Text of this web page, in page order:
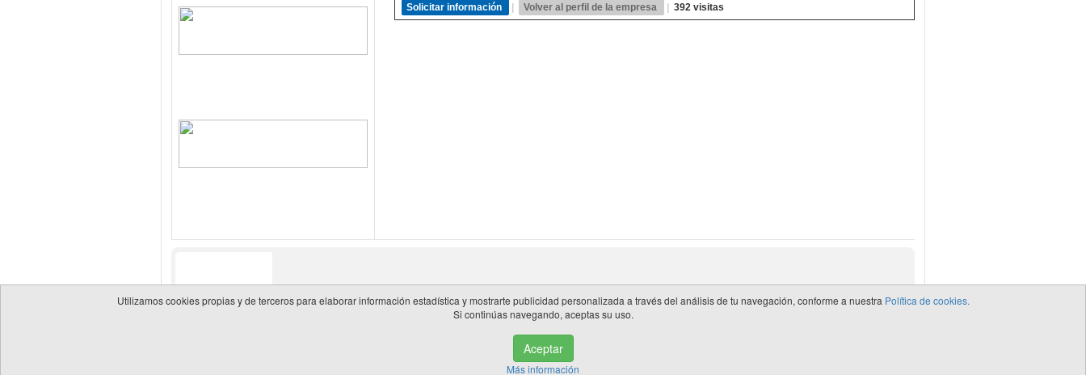
Solicitar información | Volver al perfil de la empresa | 392 visitas
Utilizamos cookies propias y de terceros para elaborar información estadística y mostrarte publicidad personalizada a través del análisis de tu navegación, conforme a nuestra Política de cookies.
Si continúas navegando, aceptas su uso.
Aceptar
Más información
Aviso legal | Información adicional